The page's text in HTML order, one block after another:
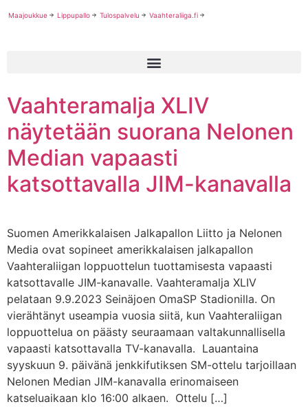
Maajoukkue Lippupallo Tulospalvelu Vaahteraliiga.fi
Vaahteramalja XLIV
näytetään suorana Nelonen
Median vapaasti
katsottavalla JIM-kanavalla
Suomen Amerikkalaisen Jalkapallon Liitto ja Nelonen
Media ovat sopineet amerikkalaisen jalkapallon
Vaahteraliigan loppuottelun tuottamisesta vapaasti
katsottavalle JIM-kanavalle. Vaahteramalja XLIV
pelataan 9.9.2023 Seinäjoen OmaSP Stadionilla. On
vierähtänyt useampia vuosia siitä, kun Vaahteraliigan
loppuottelua on päästy seuraamaan valtakunnallisella
vapaasti katsottavalla TV-kanavalla. Lauantaina
syyskuun 9. päivänä jenkkifutiksen SM-ottelu tarjoillaan
Nelonen Median JIM-kanavalla erinomaiseen
katseluaikaan klo 16:00 alkaen. Ottelu […]